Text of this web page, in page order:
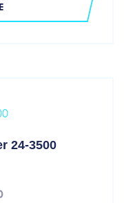
24-3500